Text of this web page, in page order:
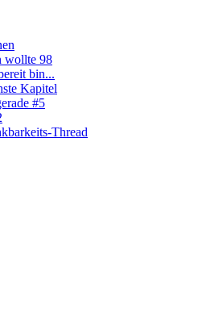
wollte 98
bin...
Kapitel
#5
Thread